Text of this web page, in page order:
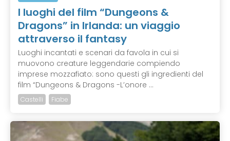
I luoghi del film “Dungeons &
Dragons” in Irlanda: un viaggio
attraverso il fantasy
Luoghi incantati e scenari da favola in cui si
muovono creature leggendarie compiendo
imprese mozzafiato: sono questi gli ingredienti del
film “Dungeons & Dragons -L’onore ...
Castelli Fiabe